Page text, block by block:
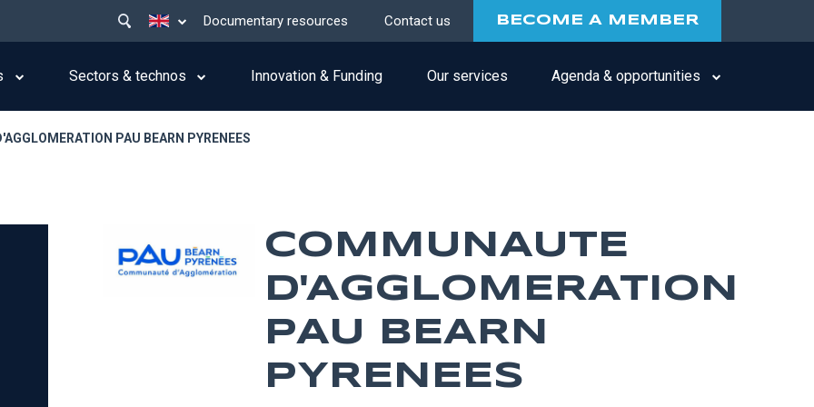
List additional actions
menu
top
Documentary resources Contact us BECOME A MEMBER
Sectors & technos Innovation & Funding Our services Agenda & opportunities
PAU BEARN PYRENEES
COMMUNAUTE
D'AGGLOMERATION
PAU BEARN
PYRENEES